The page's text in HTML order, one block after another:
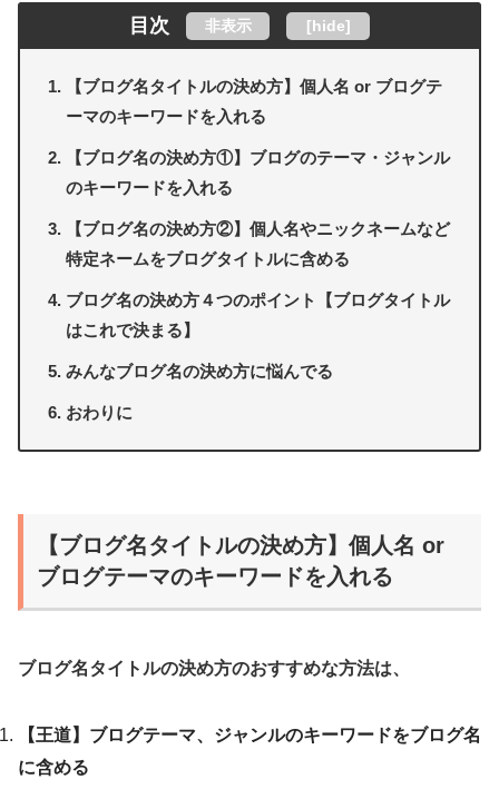
目次 非表示 [hide]
【ブログ名タイトルの決め方】個人名 or ブログテ
ーマのキーワードを入れる
【ブログ名の決め方①】ブログのテーマ・ジャンル
のキーワードを入れる
【ブログ名の決め方②】個人名やニックネームなど
特定ネームをブログタイトルに含める
ブログ名の決め方４つのポイント【ブログタイトル
はこれで決まる】
みんなブログ名の決め方に悩んでる
おわりに
【ブログ名タイトルの決め方】個人名 or
ブログテーマのキーワードを入れる
ブログ名タイトルの決め方のおすすめな方法は、
【王道】ブログテーマ、ジャンルのキーワードをブログ名
に含める